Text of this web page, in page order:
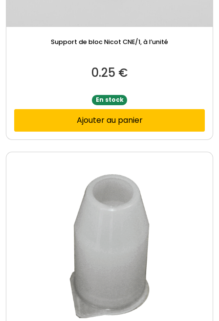
Support de bloc Nicot CNE/1, à l’unité
0.25 €
En stock
Ajouter au panier